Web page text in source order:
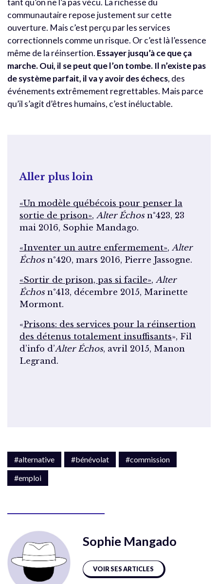
tant qu’on ne l’a pas vécu. La richesse du
communautaire repose justement sur cette
ouverture. Mais c’est perçu par les services
correctionnels comme un risque. Or c’est là l’essence
même de la réinsertion. Essayer jusqu’à ce que ça
marche. Oui, il se peut que l’on tombe. Il n’existe pas
de système parfait, il va y avoir des échecs, des
événements extrêmement regrettables. Mais parce
qu’il s’agit d’êtres humains, c’est inéluctable.
Aller plus loin
«Un modèle québécois pour penser la
sortie de prison», Alter Échosn°423, 23
mai 2016, Sophie Mandago.
«Inventer un autre enfermement», Alter
Échosn°420, mars 2016, Pierre Jassogne.
«Sortir de prison, pas si facile», Alter
Échosn°413, décembre 2015, Marinette
Mormont.
«Prisons: des services pour la réinsertion
des détenus totalement insuffisants», Fil
d’info d’Alter Échos, avril 2015, Manon
Legrand.
#alternative #bénévolat
#commission
#emploi
Sophie Mangado
VOIR SES ARTICLES